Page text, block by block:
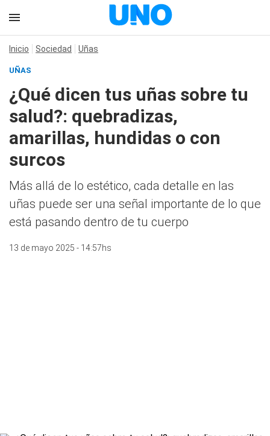
Inicio Sociedad Uñas
UÑAS
¿Qué dicen tus uñas sobre tu
salud?: quebradizas,
amarillas, hundidas o con
surcos
Más allá de lo estético, cada detalle en las
uñas puede ser una señal importante de lo que
está pasando dentro de tu cuerpo
13 de mayo 2025 - 14:57hs